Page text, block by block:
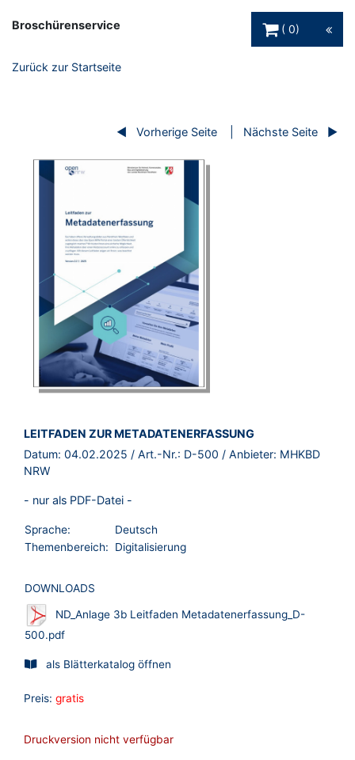
Broschürenservice
0
Zurück zur Startseite
Vorherige Seite Nächste Seite
BROSCHÜRE:
LEITFADEN ZUR METADATENERFASSUNG
Datum: 04.02.2025 / Art.-Nr.: D-500 / Anbieter: MHKBD
NRW
- nur als PDF-Datei -
Sprache:
Deutsch
Themenbereich:
Digitalisierung
DOWNLOADS
ND_Anlage 3b Leitfaden Metadatenerfassung_D-
500.pdf
als Blätterkatalog öffnen
Preis: gratis
Druckversion nicht verfügbar